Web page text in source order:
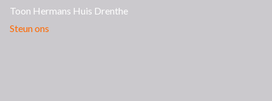
Toon Hermans Huis Drenthe
Steun ons